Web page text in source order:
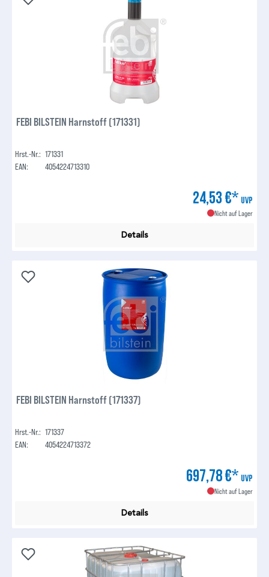
FEBI BILSTEIN Harnstoff (171331)
Hrst.-Nr.: 171331
EAN:
4054224713310
24,53 €* UVP
Nicht auf Lager
Details
FEBI BILSTEIN Harnstoff (171337)
Hrst.-Nr.: 171337
EAN:
4054224713372
697,78 €* UVP
Nicht auf Lager
Details